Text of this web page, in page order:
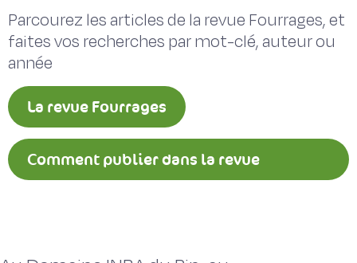
Parcourez les articles de la revue Fourrages, et
faites vos recherches par mot-clé, auteur ou
année
La revue Fourrages
Comment publier dans la revue